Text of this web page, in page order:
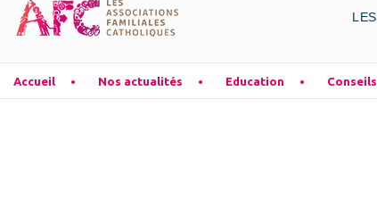
Accueil Nos actualités Education